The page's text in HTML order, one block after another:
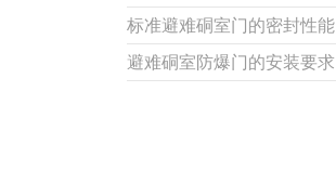
标准避难硐室门的密封性能
避难硐室防爆门的安装要求